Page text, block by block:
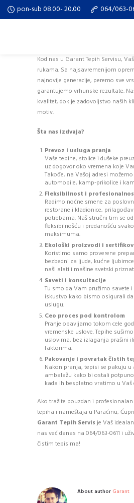
pon-sub 08.00- 20.00 064/063-
Kod nas u Garant Tepih Servisu,
rukama. Sa najsavremenijom
najnovije generacije, peremo sve
garantujemo vrhunske rezultate.
kvalitet, dok je zadovoljstvo naših
motiv.
Šta nas izdvaja?
Prevoz i usluga pranja
Vaše tepihe, stolice i dušeke
uz dogovor oko vremena koje
Takođe, na Vašoj adresi
automobile, kamp-prikolice i
Fleksibilnost i
Radimo noćne smene za
restorane i kladionice,
potrebama. Naš stručni tim se
fleksibilnošću i predanošću
maksimuma.
Ekološki proizvodi i
Koristimo samo proverene
bezbedni za ljude, kućne
naši alati i mašine svetski
Saveti i konsultacije
Tu smo da Vam pružimo savete
iskustvo kako bismo osigurali
uslugu.
Ceo proces pod kontrolom
Pranje obavljamo tokom cele
vremenske uslove. Tepihe
uslovima, bez izlaganja prašini
faktorima.
Pakovanje i povratak čistih
Nakon pranja, tepisi se pakuju u
ambalažu kako bi ostali
kada ih besplatno vratimo u Vaš
Ako tražite pouzdan i
tepiha i nameštaja u Paraćinu,
Garant Tepih Servisje Vaš
nas već danas na 064/063-0611 i
čistim tepisima!
About author Garant